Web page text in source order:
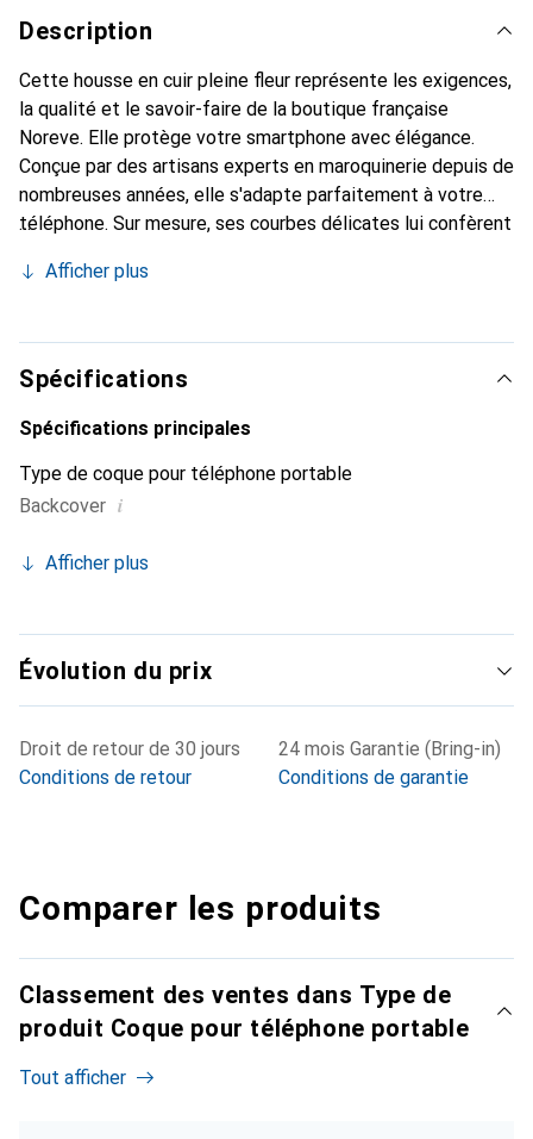
Description
Cette housse en cuir pleine fleur représente les exigences,
la qualité et le savoir-faire de la boutique française
Noreve. Elle protège votre smartphone avec élégance.
Conçue par des artisans experts en maroquinerie depuis de
nombreuses années, elle s'adapte parfaitement à votre
téléphone. Sur mesure, ses courbes délicates lui confèrent
et indispensable de votre smartphone. Reconnaître
marque Noreve est un choix sûr pour une clientèle
exigeante.
Afficher plus
Spécifications
Spécifications principales
Type de coque pour téléphone portable
Backcover i
Afficher plus
Évolution du prix
Droit de retour de 30 jours
Conditions de retour
24 mois Garantie (Bring-in)
Conditions de garantie
Comparer les produits
Classement des ventes dans Type de
produit Coque pour téléphone portable
Tout afficher